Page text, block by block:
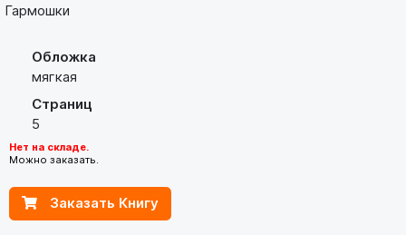
Гармошки
Обложка
мягкая
Страниц
5
Нет на складе.
Можно заказать.
Заказать Книгу